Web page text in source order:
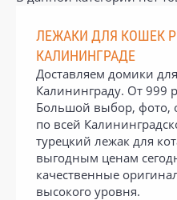
ЛЕЖАКИ ДЛЯ КОШЕК
КАЛИНИНГРАДЕ
Доставляем домики
Калининграду. От 999
Большой выбор, фото,
по всей
турецкий лежак для
выгодным ценам
качественные
высокого уровня.